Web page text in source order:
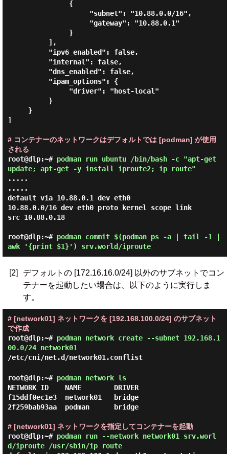
]
# コンテナーのネットワークはデフォルトでは [podman] が使用
される
root@dlp:~# podman run ubuntu /bin/bash -c "apt-get
update; apt-get -y install iproute2; ip route"
.....
.....
default via 10.88.0.1 dev eth0
10.88.0.0/16 dev eth0 proto kernel scope link
src 10.88.0.18
root@dlp:~# podman commit $(podman ps -a | tail -1 |
awk '{print $1}') srv.world/iproute
[2]
デフォルトの [172.16.16.0/24] 以外のサブネットでコン
テナーを起動したい場合は、以下のように実行しま
す。
# [network01] ネットワークを [192.168.100.0/24] のサブネット
で作成
root@dlp:~# podman network create --subnet 192.168.1
00.0/24 network01
/etc/cni/net.d/network01.conflist
root@dlp:~# podman network ls
NETWORK ID    NAME        DRIVER
f15ddf0ec1e3  network01   bridge
2f259bab93aa  podman      bridge
# [network01] ネットワークを指定してコンテナーを起動
root@dlp:~# podman run --network network01 srv.worl
d/iproute /usr/sbin/ip route